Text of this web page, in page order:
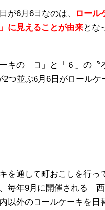
が6月6日なのは、
ロール
に見えることが由来とな
キの「ロ」と「６」の〝
2つ並ぶ6月6日がロールケ
を通して町おこしを行っ
毎年9月に開催される「
以外のロールケーキを日